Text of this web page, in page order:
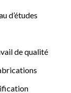
d’études
de qualité